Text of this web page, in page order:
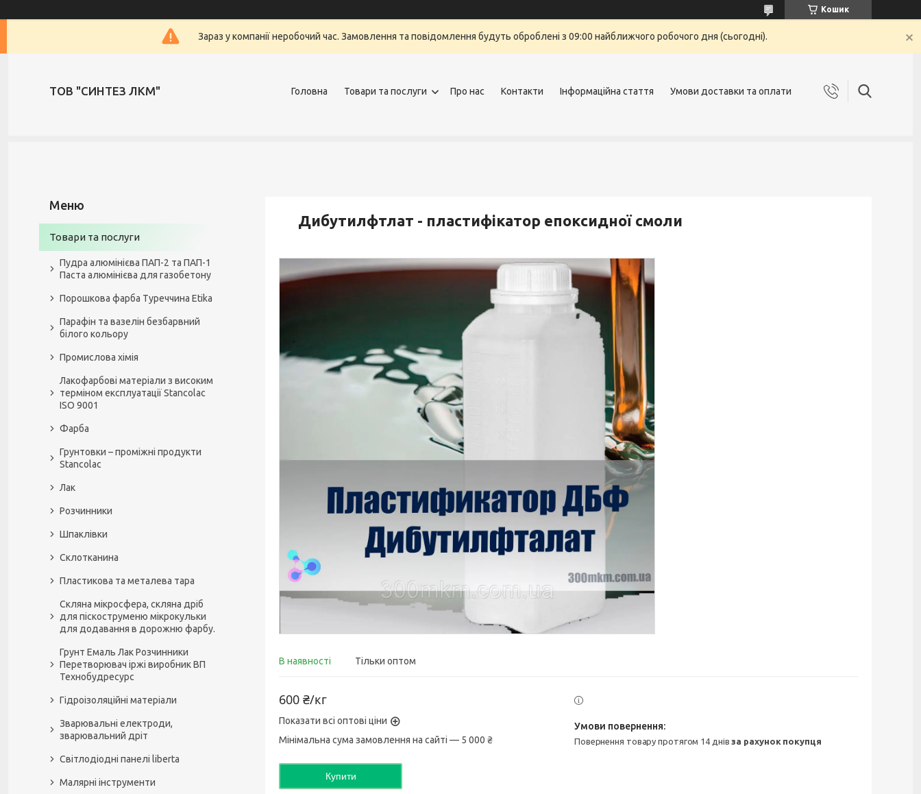
Кошик
Зараз у компанії неробочий час. Замовлення та повідомлення будуть оброблені з 09:00 найближчого робочого дня (сьогодні).
ТОВ "СИНТЕЗ ЛКМ" Головна Товари та послуги Про нас Контакти Інформаційна стаття Умови доставки та оплати
Дибутилфтлат - пластифікатор епоксидної смоли
В наявності Тільки оптом
600 ₴/кг
Показати всі оптові ціни
Мінімальна сума замовлення на сайті — 5 000 ₴
Купити
повернення товару протягом 14 днівза рахунок покупця
Товари та послуги
Пудра алюмінієва ПАП-2 та ПАП-1
Паста алюмінієва для газобетону
Порошкова фарба Туреччина Etika
Парафін та вазелін безбарвний
білого кольору
Промислова хімія
Лакофарбові матеріали з високим
терміном експлуатації Stancolac
ISO 9001
Фарба
Грунтовки – проміжні продукти
Stancolac
Лак
Розчинники
Шпаклівки
Склотканина
Пластикова та металева тара
Скляна мікросфера, скляна дріб
для піскоструменю мікрокульки
для додавання в дорожню фарбу.
Грунт Емаль Лак Розчинники
Перетворювач іржі виробник ВП
Технобудресурс
Гідроізоляційні матеріали
Зварювальні електроди,
зварювальний дріт
Світлодіодні панелі liberta
Малярні інструменти